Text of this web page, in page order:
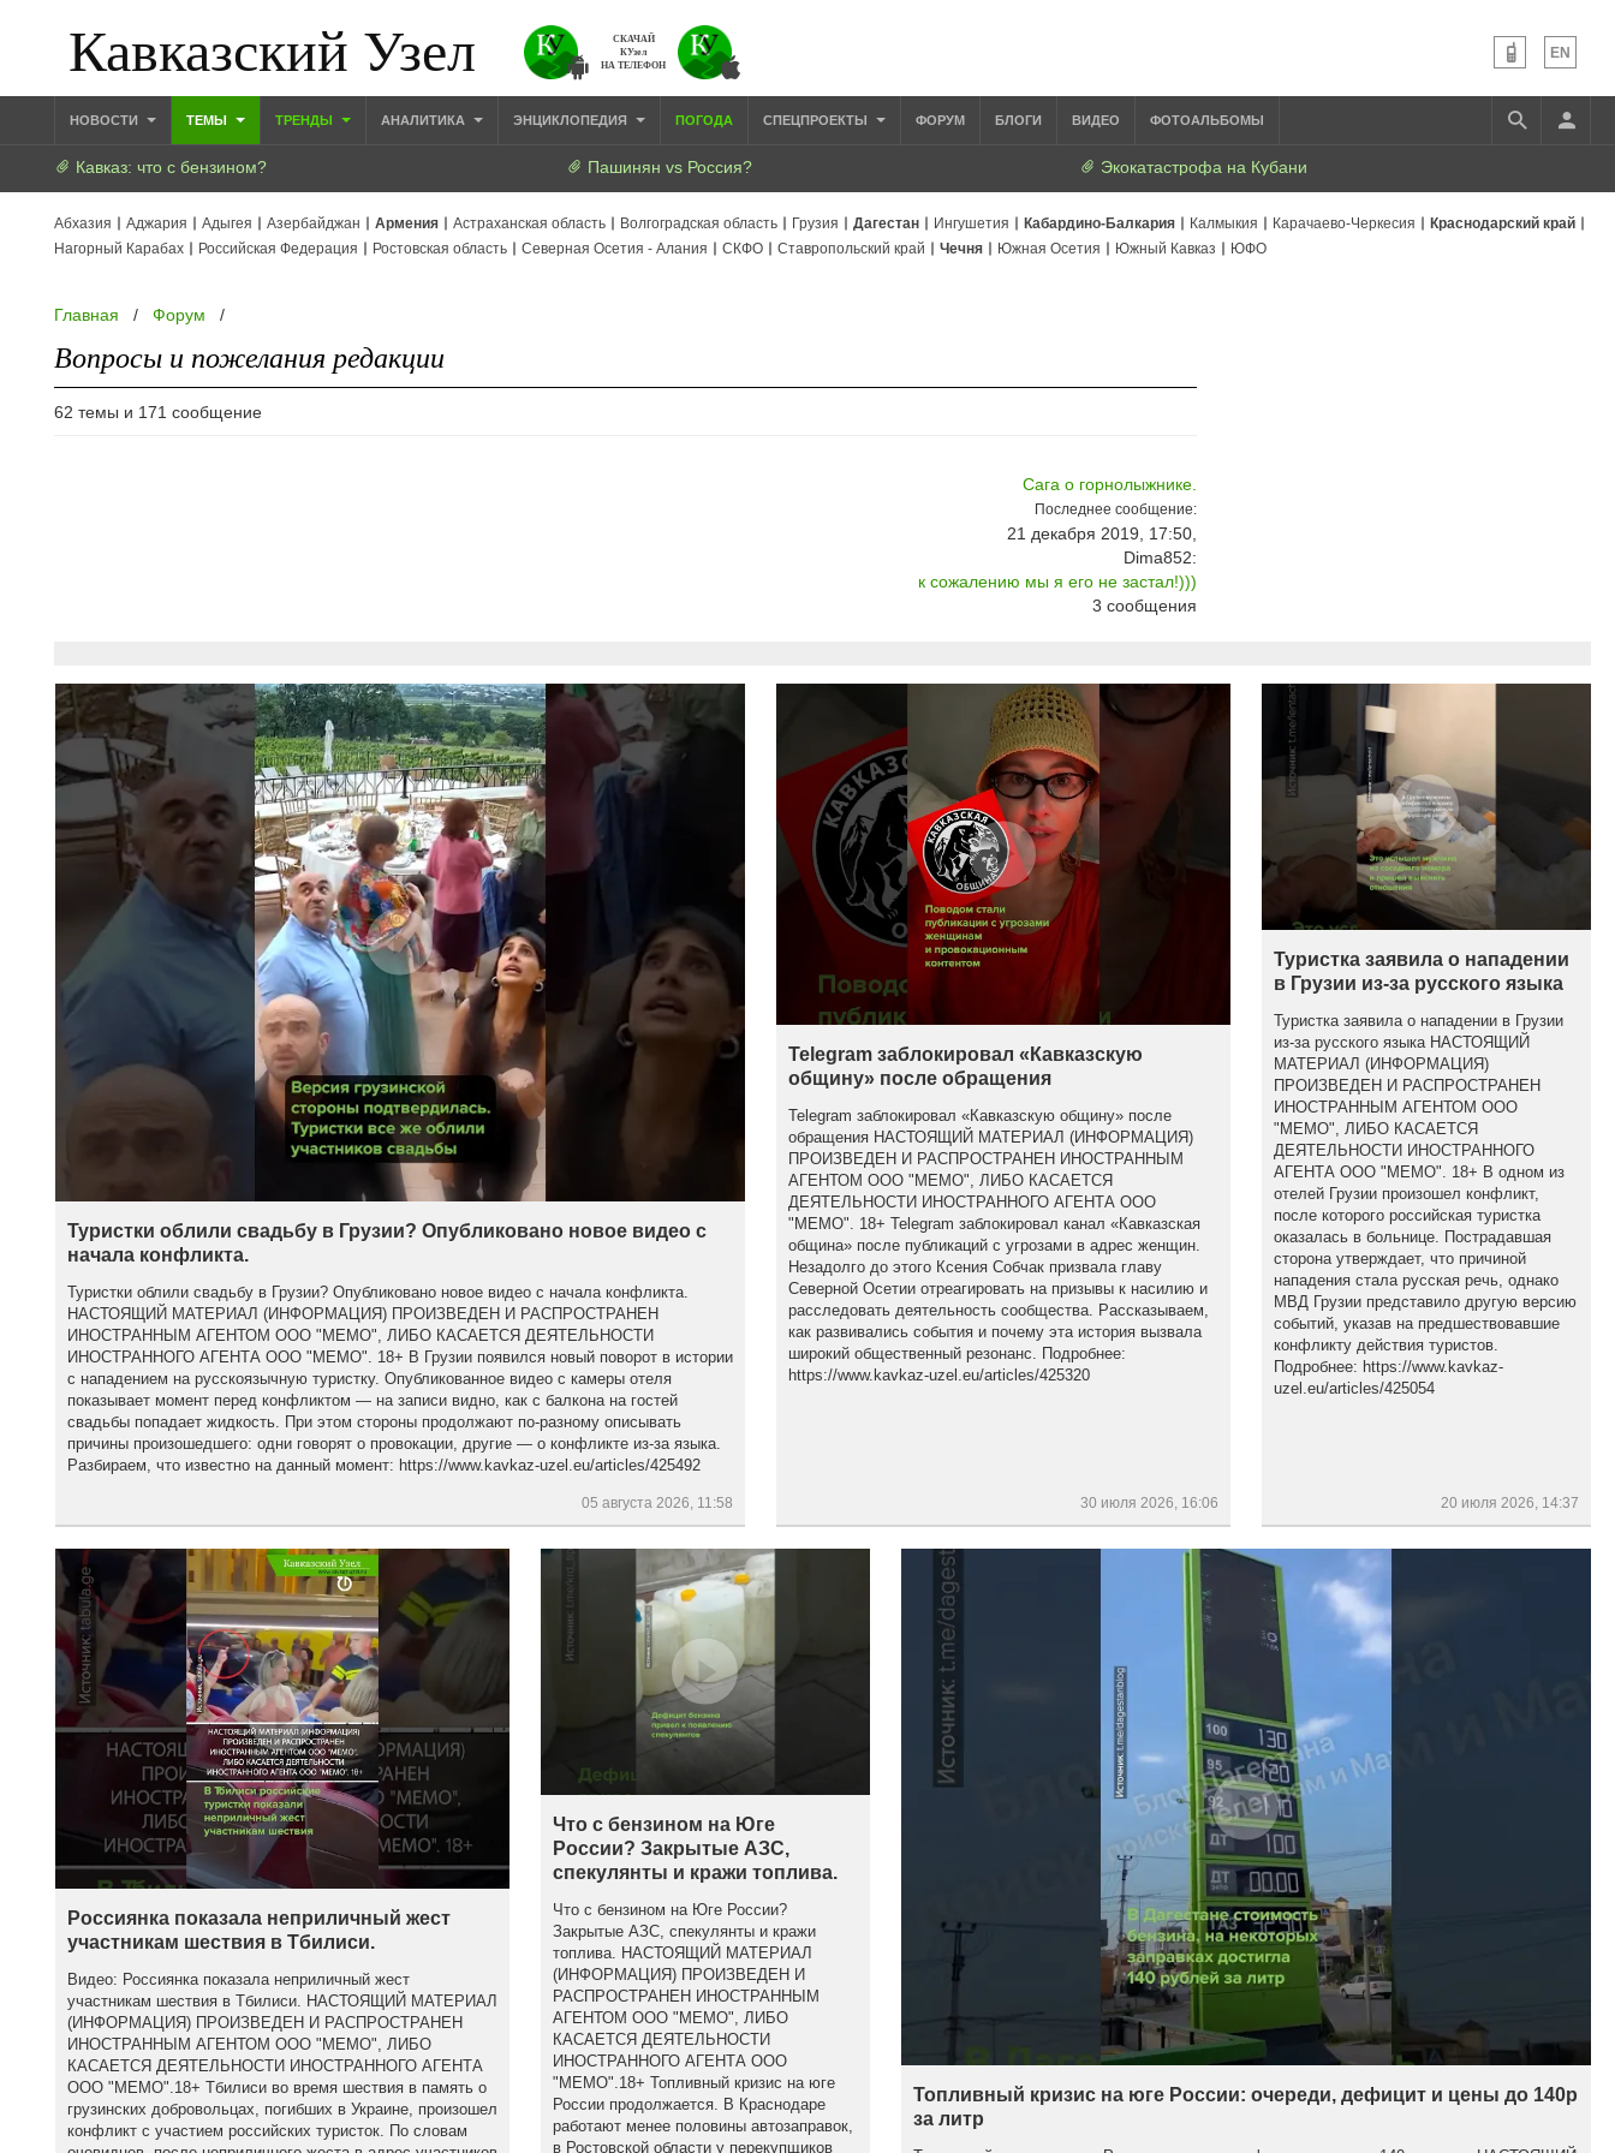
Кавказский Узел
СКАЧАЙ
КУзел
НА ТЕЛЕФОН
EN
НОВОСТИ ТЕМЫ ТРЕНДЫ АНАЛИТИКА ЭНЦИКЛОПЕДИЯ ПОГОДА СПЕЦПРОЕКТЫ ФОРУМ БЛОГИ ВИДЕО ФОТОАЛЬБОМЫ
Кавказ: что с бензином? Пашинян vs Россия? Экокатастрофа на Кубани
Абхазия Аджария Адыгея Азербайджан Армения Астраханская область Волгоградская область Грузия Дагестан Ингушетия Кабардино-Балкария Калмыкия Карачаево-Черкесия
Краснодарский край
Нагорный Карабах
Российская Федерация Ростовская область Северная Осетия - Алания СКФО Ставропольский край Чечня Южная Осетия Южный Кавказ ЮФО
Главная / Форум /
Вопросы и пожелания редакции
62 темы и 171 сообщение
Сага о горнолыжнике.
Последнее сообщение:
21 декабря 2019, 17:50,
Dima852:
к сожалению мы я его не застал!)))
3сообщения
Туристки облили свадьбу в Грузии? Опубликовано новое видео с
начала конфликта.
Туристки облили свадьбу в Грузии? Опубликовано новое видео с начала конфликта.
НАСТОЯЩИЙ МАТЕРИАЛ (ИНФОРМАЦИЯ) ПРОИЗВЕДЕН И РАСПРОСТРАНЕН
ИНОСТРАННЫМ АГЕНТОМ ООО "МЕМО", ЛИБО КАСАЕТСЯ ДЕЯТЕЛЬНОСТИ
ИНОСТРАННОГО АГЕНТА ООО "МЕМО". 18+ В Грузии появился новый поворот в истории
с нападением на русскоязычную туристку. Опубликованное видео с камеры отеля
показывает момент перед конфликтом — на записи видно, как с балкона на гостей
свадьбы попадает жидкость. При этом стороны продолжают по-разному описывать
причины произошедшего: одни говорят о провокации, другие — о конфликте из-за языка.
Разбираем, что известно на данный момент: https://www.kavkaz-uzel.eu/articles/425492
05 августа 2026, 11:58
Telegram заблокировал «Кавказскую
общину» после обращения
Telegram заблокировал «Кавказскую общину» после
обращения НАСТОЯЩИЙ МАТЕРИАЛ (ИНФОРМАЦИЯ)
ПРОИЗВЕДЕН И РАСПРОСТРАНЕН ИНОСТРАННЫМ
АГЕНТОМ ООО "МЕМО", ЛИБО КАСАЕТСЯ
ДЕЯТЕЛЬНОСТИ ИНОСТРАННОГО АГЕНТА ООО
"МЕМО". 18+ Telegram заблокировал канал «Кавказская
община» после публикаций с угрозами в адрес женщин.
Незадолго до этого Ксения Собчак призвала главу
Северной Осетии отреагировать на призывы к насилию и
расследовать деятельность сообщества. Рассказываем,
как развивались события и почему эта история вызвала
широкий общественный резонанс. Подробнее:
https://www.kavkaz-uzel.eu/articles/425320
30 июля 2026, 16:06
Туристка заявила о нападении
в Грузии из-за русского языка
Туристка заявила о нападении в Грузии
из-за русского языка НАСТОЯЩИЙ
МАТЕРИАЛ (ИНФОРМАЦИЯ)
ПРОИЗВЕДЕН И РАСПРОСТРАНЕН
ИНОСТРАННЫМ АГЕНТОМ ООО
"МЕМО", ЛИБО КАСАЕТСЯ
ДЕЯТЕЛЬНОСТИ ИНОСТРАННОГО
АГЕНТА ООО "МЕМО". 18+ В одном из
отелей Грузии произошел конфликт,
после которого российская туристка
оказалась в больнице. Пострадавшая
сторона утверждает, что причиной
нападения стала русская речь, однако
МВД Грузии представило другую версию
событий, указав на предшествовавшие
конфликту действия туристов.
Подробнее: https://www.kavkaz-
uzel.eu/articles/425054
20 июля 2026, 14:37
Россиянка показала неприличный жест
участникам шествия в Тбилиси.
Видео: Россиянка показала неприличный жест
участникам шествия в Тбилиси. НАСТОЯЩИЙ МАТЕРИАЛ
(ИНФОРМАЦИЯ) ПРОИЗВЕДЕН И РАСПРОСТРАНЕН
ИНОСТРАННЫМ АГЕНТОМ ООО "МЕМО", ЛИБО
КАСАЕТСЯ ДЕЯТЕЛЬНОСТИ ИНОСТРАННОГО АГЕНТА
ООО "МЕМО".18+ Тбилиси во время шествия в память о
грузинских добровольцах, погибших в Украине, произошел
конфликт с участием российских туристок. По словам
Что с бензином на Юге
России? Закрытые АЗС,
спекулянты и кражи топлива.
Что с бензином на Юге России?
Закрытые АЗС, спекулянты и кражи
топлива. НАСТОЯЩИЙ МАТЕРИАЛ
(ИНФОРМАЦИЯ) ПРОИЗВЕДЕН И
РАСПРОСТРАНЕН ИНОСТРАННЫМ
АГЕНТОМ ООО "МЕМО", ЛИБО
КАСАЕТСЯ ДЕЯТЕЛЬНОСТИ
ИНОСТРАННОГО АГЕНТА ООО
"МЕМО".18+ Топливный кризис на юге
России продолжается. В Краснодаре
работают менее половины автозаправок,
в Ростовской области у перекупщиков
Топливный кризис на юге России: очереди, дефицит и цены до 140р
за литр